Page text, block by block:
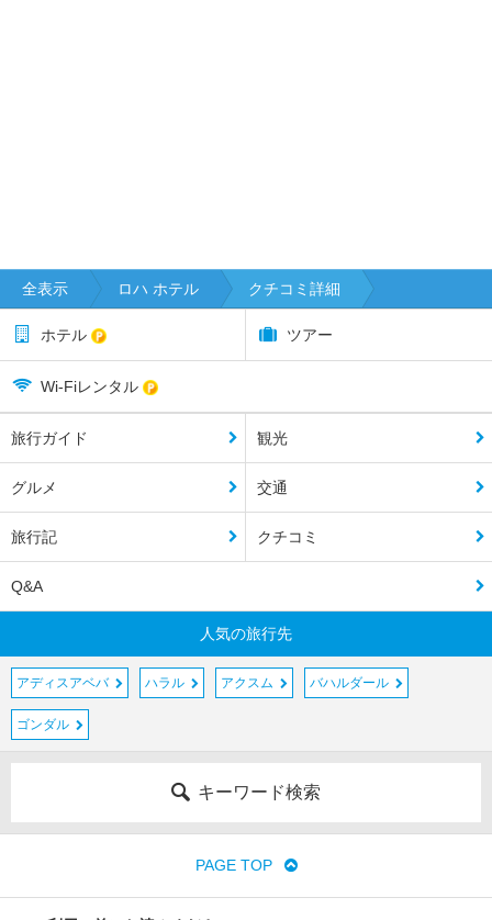
全表示 ロハ ホテル クチコミ詳細
ホテル ツアー
Wi-Fiレンタル
旅行ガイド 観光
グルメ 交通
旅行記 クチコミ
Q&A
人気の旅行先
アディスアベバ ハラル アクスム バハルダール
ゴンダル
キーワード検索
PAGE TOP